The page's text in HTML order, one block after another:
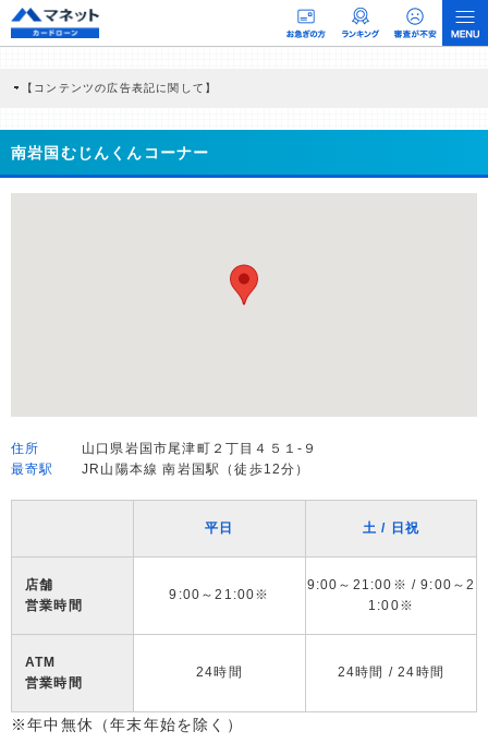
【コンテンツの広告表記に関して】
商品を根拠なくPRするものではなく、当編集部の調査／ユーザーへの口コミ収集な
どに基づき、公平性を担保した情報提供を行っています。
>提携企業一覧
南岩国むじんくんコーナー
住所
山口県岩国市尾津町２丁目４５１-９
最寄駅
JR山陽本線 南岩国駅（徒歩12分）
平日 土 / 日祝
店舗
営業時間
9:00～21:00※
9:00～21:00※ / 9:00～2
1:00※
ATM
営業時間
24時間 24時間 / 24時間
※年中無休（年末年始を除く）